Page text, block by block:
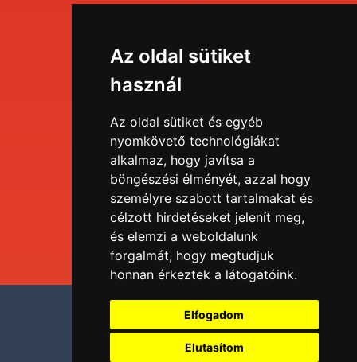
Az oldal sütiket
használ
Az oldal sütiket és egyéb
nyomkövető technológiákat
alkalmaz, hogy javítsa a
böngészési élményét, azzal hogy
személyre szabott tartalmakat és
célzott hirdetéseket jelenít meg,
és elemzi a weboldalunk
forgalmát, hogy megtudjuk
honnan érkeztek a látogatóink.
Elfogadom
Elutasítom
Menü
Tudástár
Blog
Impresszum
Sütik kezelése